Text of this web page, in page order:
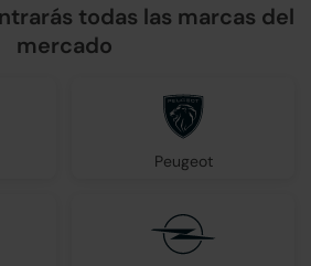
todas las marcas del
mercado
Peugeot